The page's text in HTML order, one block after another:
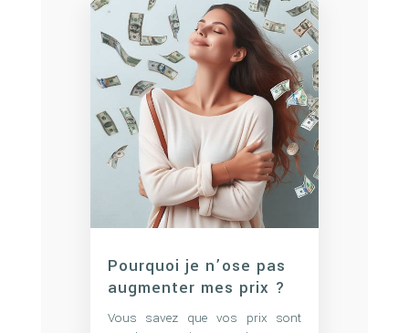
Pourquoi je n’ose pas
augmenter mes prix ?
Vous savez que vos prix sont